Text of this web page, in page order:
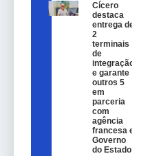
Cícero
destaca
entrega de
2
terminais
de
integração
e garante
outros 5
em
parceria
com
agência
francesa e
Governo
do Estado